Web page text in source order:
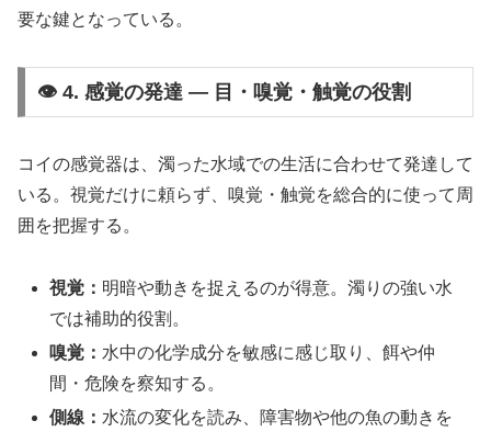
要な鍵となっている。
👁️ 4. 感覚の発達 ― 目・嗅覚・触覚の役割
コイの感覚器は、濁った水域での生活に合わせて発達して
いる。視覚だけに頼らず、嗅覚・触覚を総合的に使って周
囲を把握する。
視覚： 明暗や動きを捉えるのが得意。濁りの強い水
では補助的役割。
嗅覚： 水中の化学成分を敏感に感じ取り、餌や仲
間・危険を察知する。
側線： 水流の変化を読み、障害物や他の魚の動きを